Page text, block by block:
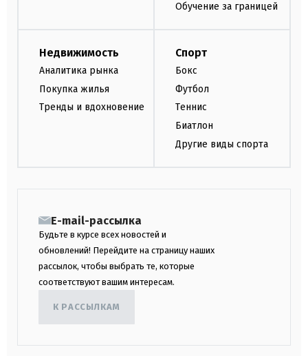
Обучение за границей
Недвижимость
Аналитика рынка
Покупка жилья
Тренды и вдохновение
Спорт
Бокс
Футбол
Теннис
Биатлон
Другие виды спорта
E-mail-рассылка
Будьте в курсе всех новостей и
обновлений! Перейдите на страницу наших
рассылок, чтобы выбрать те, которые
соответствуют вашим интересам.
К РАССЫЛКАМ